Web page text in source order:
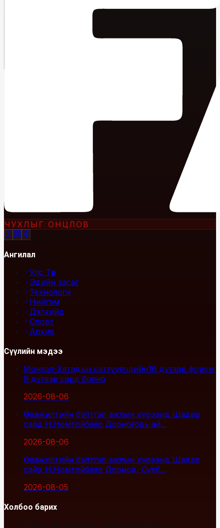
ЧУХЛЫГ ОНЦЛОВ
Ангилал
Улс Төр
Эдийн засаг
Технологи
Нийгэм
Дэлхийд
Спорт
Архив
Сүүлийн мэдээ
Монгол-Хятадын сэтгүүлчдийн16 дугаар форум
9 дүгээр сард болно
2026-08-06
Өвөлжилтийн бэлтгэл ажлын хүрээнд Шадар
сайд Н.Номтойбаяр Дорноговь ай...
2026-08-06
Өвөлжилтийн бэлтгэл ажлын хүрээнд Шадар
сайд Н.Номтойбаяр Дорнод, Сүхб...
2026-08-05
Холбоо барих